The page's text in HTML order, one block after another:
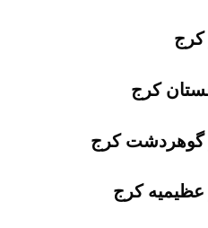
کرج
کرج
گوهردشت کرج
عظیمیه کرج